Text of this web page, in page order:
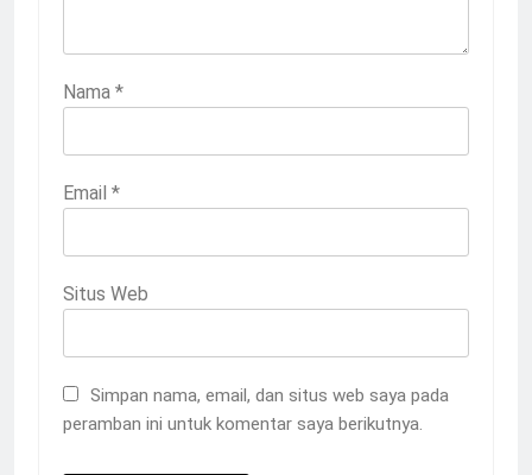
Nama *
Email *
Situs Web
Simpan nama, email, dan situs web saya pada
peramban ini untuk komentar saya berikutnya.